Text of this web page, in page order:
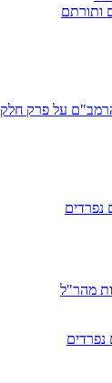
ותורתם
על פרק חלק
נפרדים
מהר"ל
נפרדים